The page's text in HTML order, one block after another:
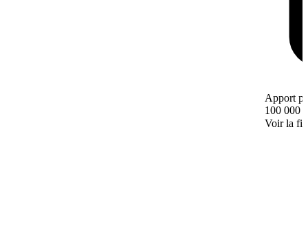
Apport
100 000 €
Voir la